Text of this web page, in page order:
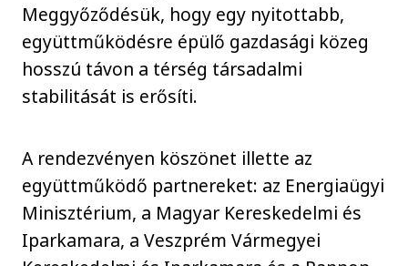
Meggyőződésük, hogy egy nyitottabb,
együttműködésre épülő gazdasági közeg
hosszú távon a térség társadalmi
stabilitását is erősíti.
A rendezvényen köszönet illette az
együttműködő partnereket: az Energiaügyi
Minisztérium, a Magyar Kereskedelmi és
Iparkamara, a Veszprém Vármegyei